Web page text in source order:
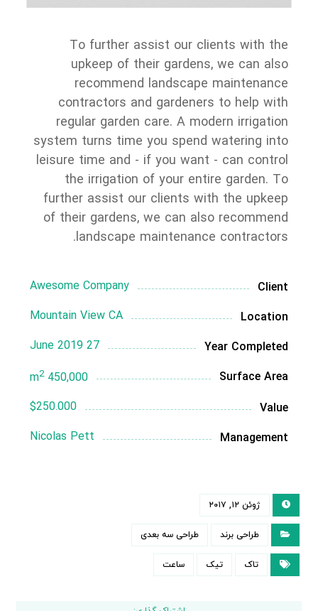
To further assist our clients with the
upkeep of their gardens, we can also
recommend landscape maintenance
contractors and gardeners to help with
regular garden care. A modern irrigation
system turns time you spend watering into
leisure time and - if you want - can control
the irrigation of your entire garden. To
further assist our clients with the upkeep
of their gardens, we can also recommend
landscape maintenance contractors.
Client
Awesome Company
Location
Mountain View CA
Year Completed
27 June 2019
Surface Area
450,000 m
2
Value
$250.000
Management
Nicolas Pett
ژوئن ۱۲, ۲۰۱۷
طراحی برند طراحی سه بعدی
تاک تیک ساعت